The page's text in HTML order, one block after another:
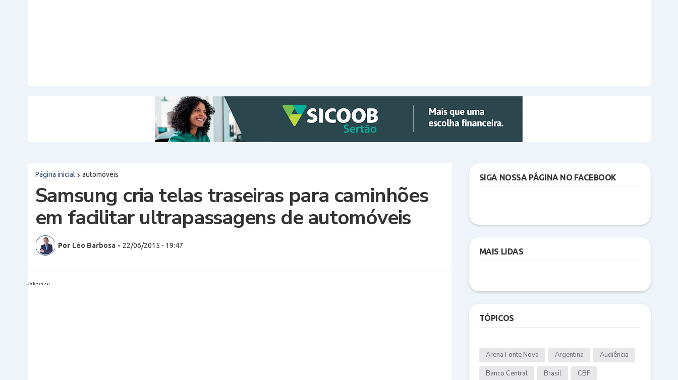
Página inicial automóveis
Samsung cria telas traseiras para caminhões
em facilitar ultrapassagens de automóveis
Por Léo Barbosa - 22/06/2015 - 19:47
Adesense
SIGA NOSSA PÁGINA NO FACEBOOK
MAIS LIDAS
TÓPICOS
Arena Fonte Nova Argentina Audiência
Banco Central Brasil CBF